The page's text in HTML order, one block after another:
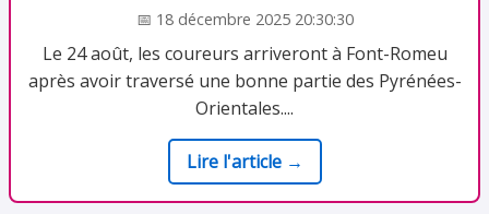
📅 18 décembre 2025 20:30:30
Le 24 août, les coureurs arriveront à Font-Romeu
après avoir traversé une bonne partie des Pyrénées-
Orientales....
Lire l'article →